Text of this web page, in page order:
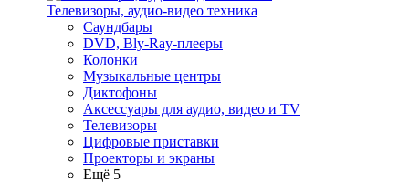
Телевизоры, аудио-видео техника
Саундбары
DVD, Bly-Ray-плееры
Колонки
Музыкальные центры
Диктофоны
Аксессуары для аудио, видео и TV
Телевизоры
Цифровые приставки
Проекторы и экраны
Ещё 5